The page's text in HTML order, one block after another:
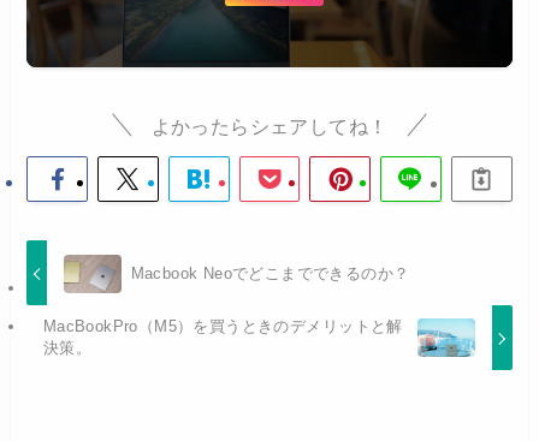
よかったらシェアしてね！
Macbook Neoでどこまでできるのか？
MacBookPro（M5）を買うときのデメリットと解
決策。